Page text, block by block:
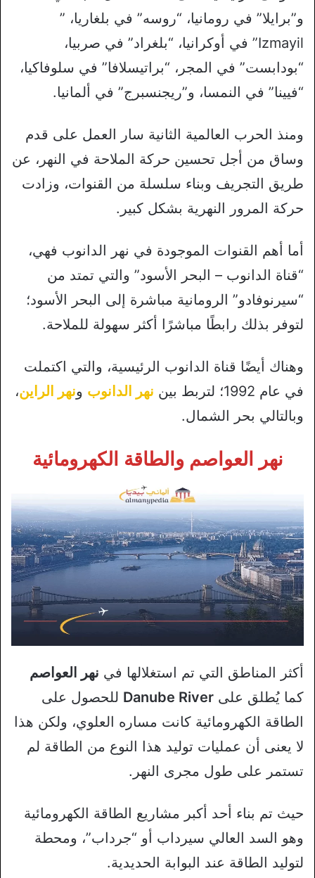
و”برايلا” في رومانيا، “روسه” في بلغاريا، ”
Izmayil” في أوكرانيا، “بلغراد” في صربيا،
“بودابست” في المجر، “براتيسلافا” في سلوفاكيا،
“فيينا” في النمسا، و”ريجنسبرج” في ألمانيا.
ومنذ الحرب العالمية الثانية سار العمل على قدم
وساق من أجل تحسين حركة الملاحة في النهر، عن
طريق التجريف وبناء سلسلة من القنوات، وزادت
حركة المرور النهرية بشكل كبير.
أما أهم القنوات الموجودة في نهر الدانوب فهي،
“قناة الدانوب – البحر الأسود” والتي تمتد من
“سيرنوفادو” الرومانية مباشرة إلى البحر الأسود؛
لتوفر بذلك رابطًا مباشرًا أكثر سهولة للملاحة.
وهناك أيضًا قناة الدانوب الرئيسية، والتي اكتملت
في عام 1992؛ لتربط بين
نهر الدانوب ونهر الراين،
وبالتالي بحر الشمال.
نهر العواصم والطاقة الكهرومائية
أكثر المناطق التي تم استغلالها في نهر العواصم
كما يُطلق على Danube River للحصول على
الطاقة الكهرومائية كانت مساره العلوي، ولكن هذا
لا يعنى أن عمليات توليد هذا النوع من الطاقة لم
تستمر على طول مجرى النهر.
حيث تم بناء أحد أكبر مشاريع الطاقة الكهرومائية
وهو السد العالي سيرداب أو “جرداب”، ومحطة
لتوليد الطاقة عند البوابة الحديدية.